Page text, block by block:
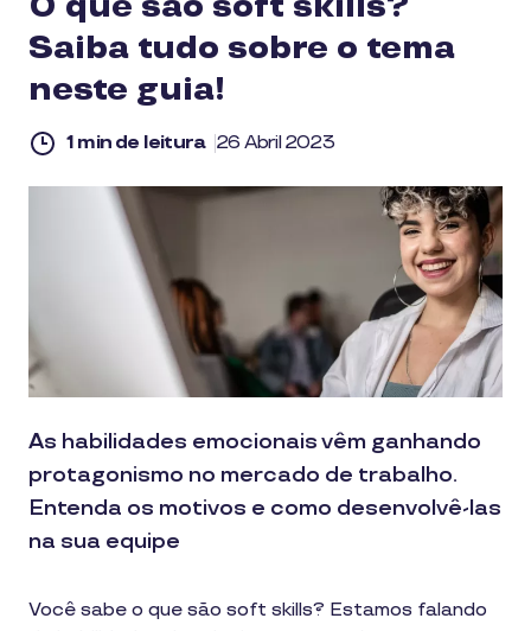
Saiba tudo sobre o tema
neste guia!
1 min de leitura 26 Abril 2023
As habilidades emocionais vêm ganhando
protagonismo no mercado de trabalho.
Entenda os motivos e como desenvolvê-las
na sua equipe
Você sabe o que são soft skills? Estamos falando